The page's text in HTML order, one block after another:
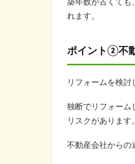
築年数が古くても
れます。
ポイント②不
リフォームを検討
独断でリフォーム
リスクがあります。
不動産会社からの